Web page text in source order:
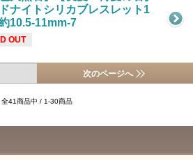
ナイトシリカブレスレット1
10.5-11mm-7
OUT
次のページへ
全41商品中 / 1-30商品